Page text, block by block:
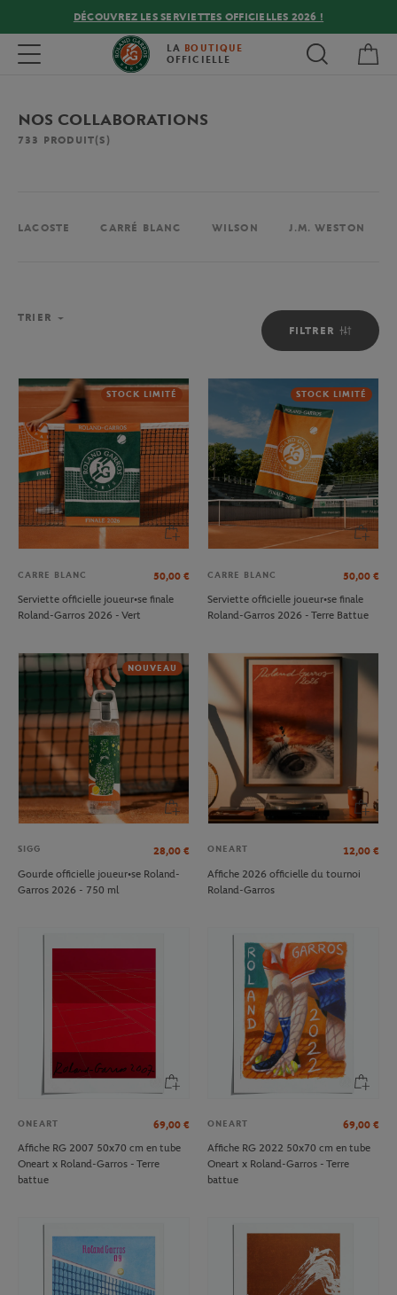
DÉCOUVREZ LES SERVIETTES OFFICIELLES 2026 !
Toggle navigation LA BOUTIQUE
OFFICIELLE
NOS COLLABORATIONS
733 PRODUIT(S)
LACOSTE CARRÉ BLANC WILSON J.M. WESTON
FILTRER
TRIER
STOCK LIMITÉ
CARRE BLANC 50,00 €
Serviette officielle joueur•se finale
Roland-Garros 2026 - Vert
STOCK LIMITÉ
CARRE BLANC 50,00 €
Serviette officielle joueur•se finale
Roland-Garros 2026 - Terre Battue
NOUVEAU
SIGG 28,00 €
Gourde officielle joueur•se Roland-
Garros 2026 - 750 ml
ONEART 12,00 €
Affiche 2026 officielle du tournoi
Roland-Garros
ONEART 69,00 €
Affiche RG 2007 50x70 cm en tube
Oneart x Roland-Garros - Terre
battue
ONEART 69,00 €
Affiche RG 2022 50x70 cm en tube
Oneart x Roland-Garros - Terre
battue